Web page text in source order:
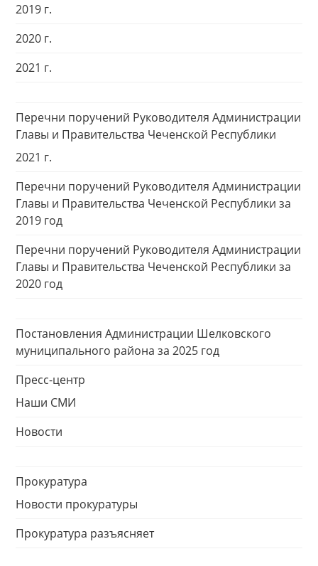
2019 г.
2020 г.
2021 г.
Перечни поручений Руководителя Администрации
Главы и Правительства Чеченской Республики
2021 г.
Перечни поручений Руководителя Администрации
Главы и Правительства Чеченской Республики за
2019 год
Перечни поручений Руководителя Администрации
Главы и Правительства Чеченской Республики за
2020 год
Постановления Администрации Шелковского
муниципального района за 2025 год
Пресс-центр
Наши СМИ
Новости
Прокуратура
Новости прокуратуры
Прокуратура разъясняет